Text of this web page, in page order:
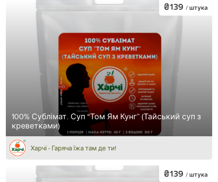
100% Сублімат. Суп “Том Ям Кунг” (Тайський суп з
креветками)
₴139 / штука
Харчі - Гаряча їжа там де ти!
₴139 / штука